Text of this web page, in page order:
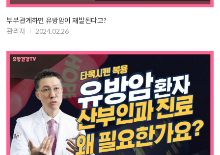
부부관계하면 유방암이 재발된다고?
관리자
2024.02.26